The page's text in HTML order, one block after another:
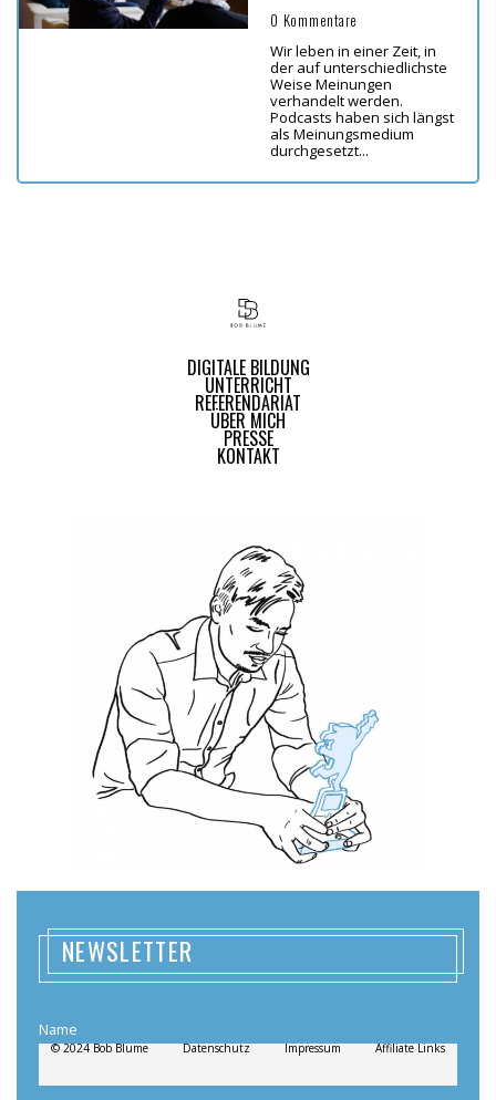
Bildungsbereich
0 Kommentare
Wir leben in einer Zeit, in
der auf unterschiedlichste
Weise Meinungen
verhandelt werden.
Podcasts haben sich längst
als Meinungsmedium
durchgesetzt...
DIGITALE BILDUNG
UNTERRICHT
REFERENDARIAT
ÜBER MICH
PRESSE
KONTAKT
NEWSLETTER
Name
© 2024 Bob Blume Datenschutz Impressum Affiliate Links